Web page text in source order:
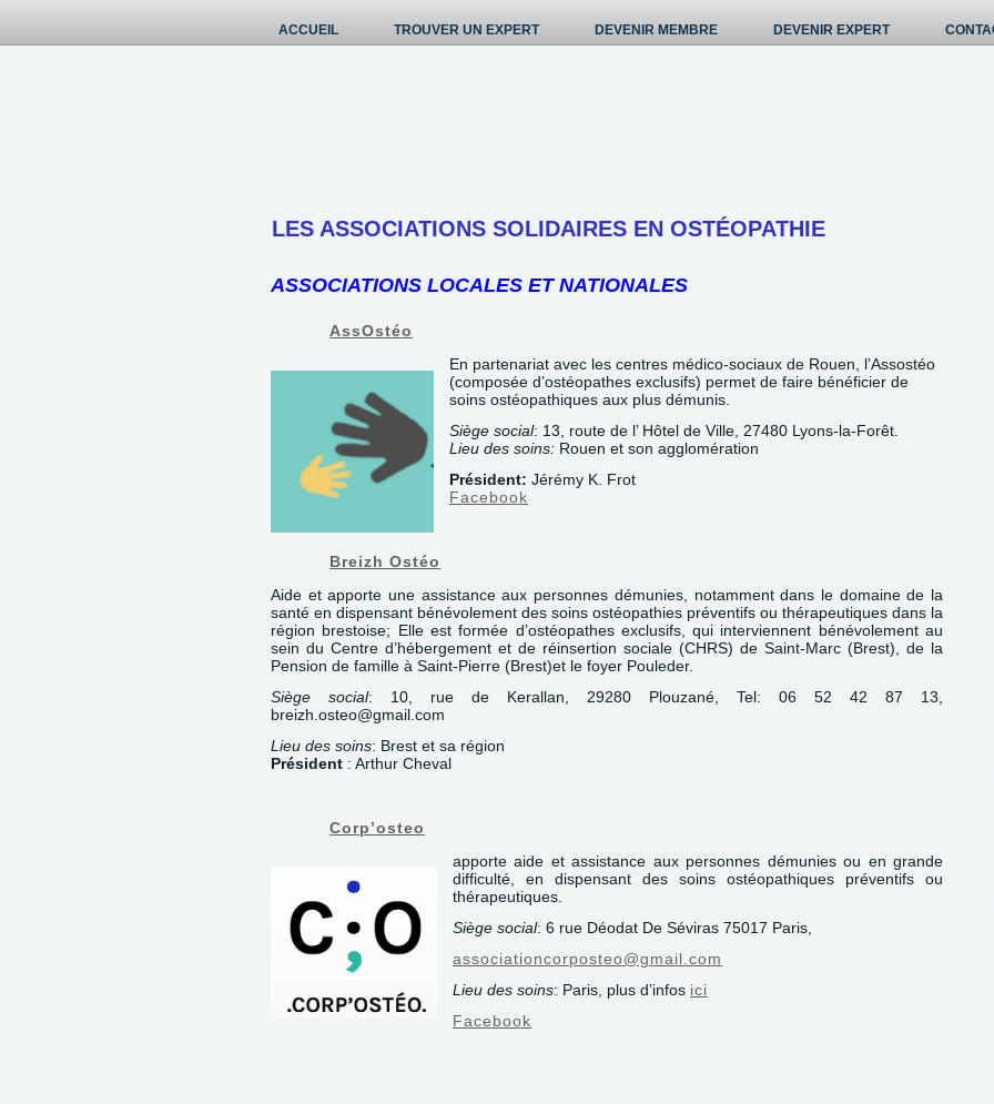
ACCUEIL TROUVER UN EXPERT DEVENIR MEMBRE DEVENIR EXPERT
LES ASSOCIATIONS SOLIDAIRES EN OSTÉOPATHIE
ASSOCIATIONS LOCALES ET NATIONALES
AssOstéo
En partenariat avec les centres médico-sociaux de Rouen, l’Assostéo
(composée d’ostéopathes exclusifs) permet de faire bénéficier de
soins ostéopathiques aux plus démunis.
Siège social: 13, route de l’ Hôtel de Ville, 27480 Lyons-la-Forêt.
Lieu des soins: Rouen et son agglomération
Président: Jérémy K. Frot
Facebook
Breizh Ostéo
Aide et apporte une assistance aux personnes démunies, notamment dans le domaine de la
santé en dispensant bénévolement des soins ostéopathies préventifs ou thérapeutiques dans la
région brestoise; Elle est formée d’ostéopathes exclusifs, qui interviennent bénévolement au
sein du Centre d’hébergement et de réinsertion sociale (CHRS) de Saint-Marc (Brest), de la
Pension de famille à Saint-Pierre (Brest)et le foyer Pouleder.
Siège social: 10, rue de Kerallan, 29280 Plouzané, Tel: 06 52 42 87 13,
breizh.osteo@gmail.com
Lieu des soins: Brest et sa région
Président : Arthur Cheval
Corp’osteo
apporte aide et assistance aux personnes démunies ou en grande
difficulté, en dispensant des soins ostéopathiques préventifs ou
thérapeutiques.
Siège social: 6 rue Déodat De Séviras 75017 Paris,
associationcorposteo@gmail.com
Lieu des soins: Paris, plus d’infos ici
Facebook